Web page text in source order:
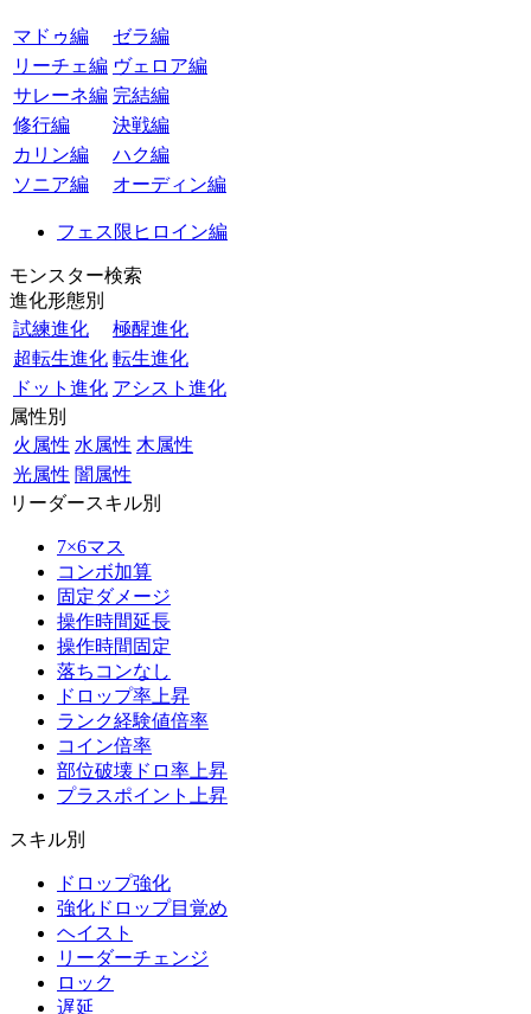
マドゥ編
ゼラ編
リーチェ編 ヴェロア編
サレーネ編 完結編
修行編
決戦編
カリン編
ハク編
ソニア編
オーディン編
フェス限ヒロイン編
モンスター検索
進化形態別
試練進化
極醒進化
超転生進化 転生進化
ドット進化 アシスト進化
属性別
火属性 水属性 木属性
光属性 闇属性
リーダースキル別
7×6マス
コンボ加算
固定ダメージ
操作時間延長
操作時間固定
落ちコンなし
ドロップ率上昇
ランク経験値倍率
コイン倍率
部位破壊ドロ率上昇
プラスポイント上昇
スキル別
ドロップ強化
強化ドロップ目覚め
ヘイスト
リーダーチェンジ
ロック
遅延